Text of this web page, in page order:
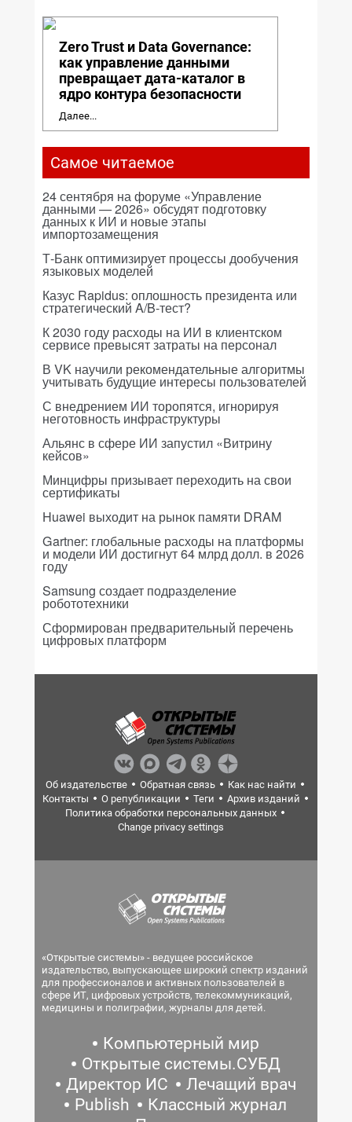
Zero Trust и Data Governance:
как управление данными
превращает дата-каталог в
ядро контура безопасности
Далее...
Самое читаемое
24 сентября на форуме «Управление
данными — 2026» обсудят подготовку
данных к ИИ и новые этапы
импортозамещения
Т-Банк оптимизирует процессы дообучения
языковых моделей
Казус Rapidus: оплошность президента или
стратегический A/B-тест?
К 2030 году расходы на ИИ в клиентском
сервисе превысят затраты на персонал
В VK научили рекомендательные алгоритмы
учитывать будущие интересы пользователей
С внедрением ИИ торопятся, игнорируя
неготовность инфраструктуры
Альянс в сфере ИИ запустил «Витрину
кейсов»
Минцифры призывает переходить на свои
сертификаты
Huawei выходит на рынок памяти DRAM
Gartner: глобальные расходы на платформы
и модели ИИ достигнут 64 млрд долл. в 2026
году
Samsung создает подразделение
робототехники
Сформирован предварительный перечень
цифровых платформ
Об издательстве Обратная связь
Как нас найти
Контакты
О републикации Теги
Архив изданий
Политика обработки персональных данных
Change privacy settings
«Открытые системы» - ведущее российское
издательство, выпускающее широкий спектр изданий
для профессионалов и активных пользователей в
сфере ИТ, цифровых устройств, телекоммуникаций,
медицины и полиграфии, журналы для детей.
Компьютерный мир
Открытые системы.СУБД
Директор ИС
Лечащий врач
Publish
Классный журнал